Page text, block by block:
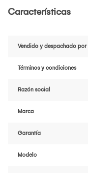
Características
Vendido y despachado por
Términos y condiciones
Razón social
Marca
Garantía
Modelo